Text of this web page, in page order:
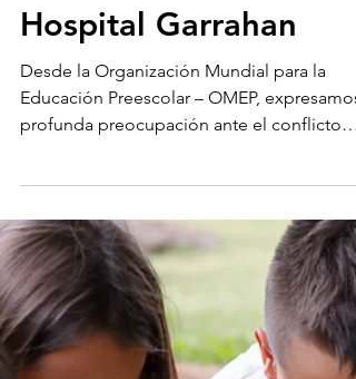
la situación en el
Hospital Garrahan
Desde la Organización Mundial para la
Educación Preescolar – OMEP, expresamos